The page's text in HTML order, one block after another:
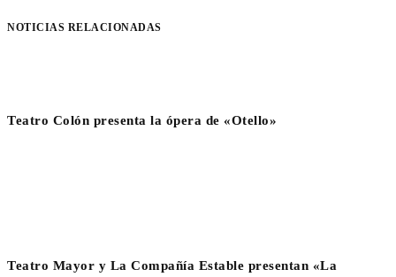
NOTICIAS RELACIONADAS
Teatro Colón presenta la ópera de «Otello»
Teatro Mayor y La Compañía Estable presentan «La